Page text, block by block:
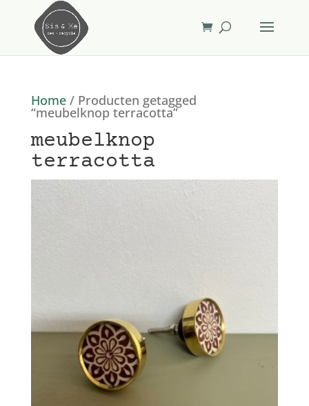
Home/ Producten getagged
“meubelknop terracotta”
meubelknop
terracotta